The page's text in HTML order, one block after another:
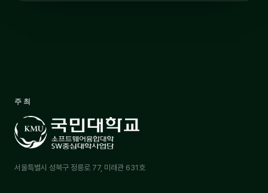
주최
서울특별시 성북구 정릉로 77, 미래관 631호